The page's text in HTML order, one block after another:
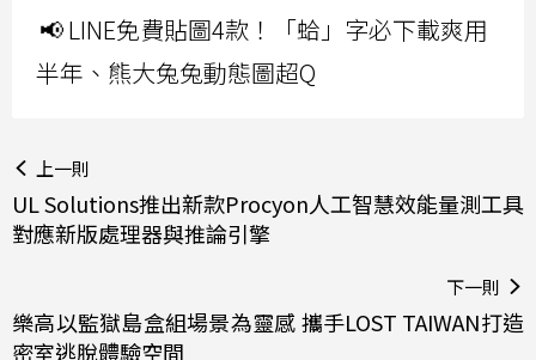
📢 LINE免費貼圖4款！「蛤」字必下載爽用
半年、熊大兔兔動態圖超Q
上一則
UL Solutions推出新款Procyon人工智慧效能量測工具
對應新版處理器與推論引擎
下一則
樂高以監獄島盒組場景為靈感 攜手LOST TAIWAN打造
密室逃脫體驗空間